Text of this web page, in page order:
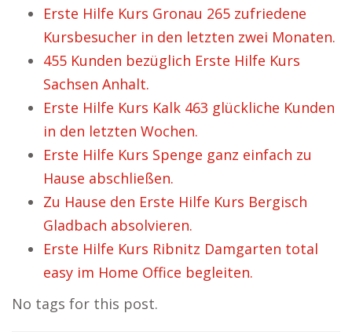
Erste Hilfe Kurs Gronau 265 zufriedene
Kursbesucher in den letzten zwei Monaten.
455 Kunden bezüglich Erste Hilfe Kurs
Sachsen Anhalt.
Erste Hilfe Kurs Kalk 463 glückliche Kunden
in den letzten Wochen.
Erste Hilfe Kurs Spenge ganz einfach zu
Hause abschließen.
Zu Hause den Erste Hilfe Kurs Bergisch
Gladbach absolvieren.
Erste Hilfe Kurs Ribnitz Damgarten total
easy im Home Office begleiten.
No tags for this post.